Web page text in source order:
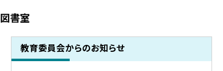
図書室
教育委員会からのお知らせ